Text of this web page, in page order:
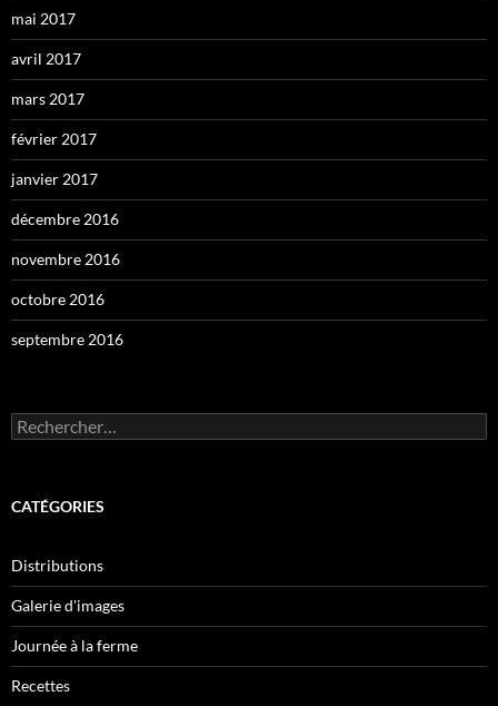
mai 2017
avril 2017
mars 2017
février 2017
janvier 2017
décembre 2016
novembre 2016
octobre 2016
septembre 2016
Rechercher :
CATÉGORIES
Distributions
Galerie d'images
Journée à la ferme
Recettes